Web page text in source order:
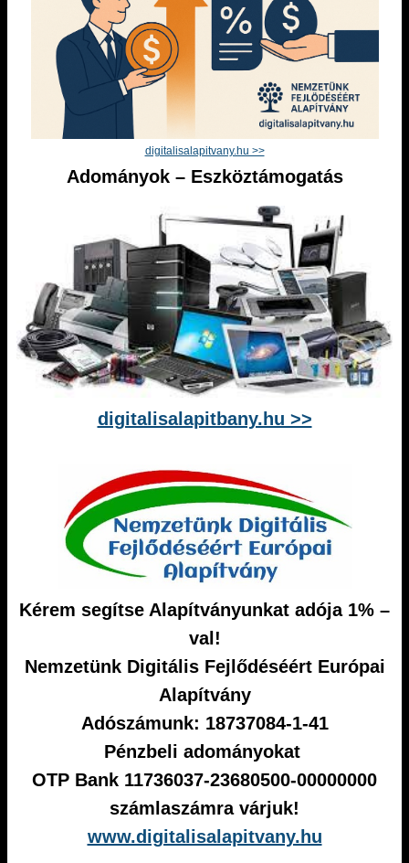
digitalisalapitvany.hu >>
Adományok – Eszköztámogatás
digitalisalapitbany.hu >>
Kérem segítse Alapítványunkat adója 1% –
val!
Nemzetünk Digitális Fejlődéséért Európai
Alapítvány
Adószámunk: 18737084-1-41
Pénzbeli adományokat
OTP Bank 11736037-23680500-00000000
számlaszámra várjuk!
www.digitalisalapitvany.hu